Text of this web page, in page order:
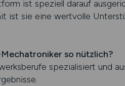
ist speziell darauf
ist sie eine wertvolle
so nützlich?
spezialisiert und